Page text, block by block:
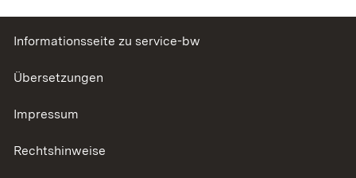
Informationsseite zu service-bw
Übersetzungen
Impressum
Rechtshinweise